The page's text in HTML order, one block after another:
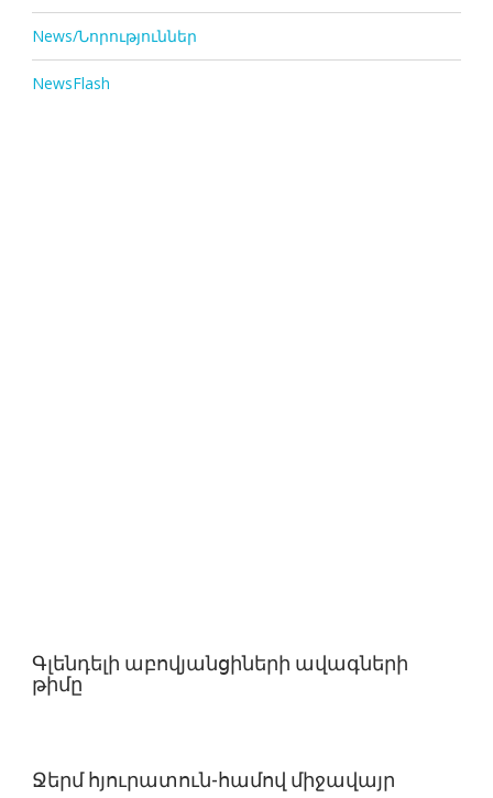
News/Նորություններ
NewsFlash
Գլենդելի աբովյանցիների ավագների
թիմը
Ջերմ հյուրատուն-համով միջավայր